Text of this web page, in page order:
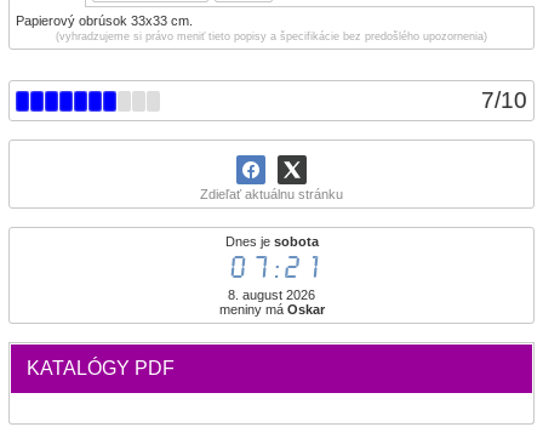
7/10
Zdieľať aktuálnu stránku
Dnes je sobota
07:21
8. august 2026
meniny má Oskar
KATALÓGY PDF
Papierový obrúsok 33x33 cm.
(vyhradzujeme si právo meniť tieto popisy a špecifikácie bez predošlého upozornenia)